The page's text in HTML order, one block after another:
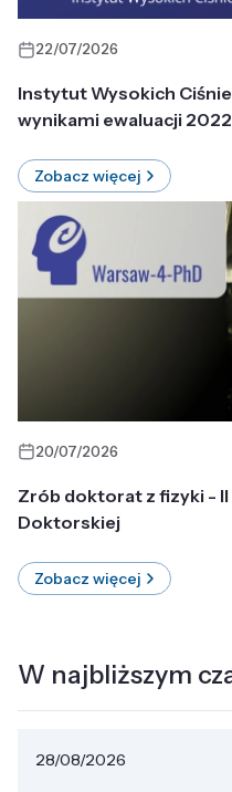
22/07/2026
Instytut Wysokich
wynikami ewaluacji
Zobacz więcej
20/07/2026
Zrób doktorat z fizyki -
Doktorskiej
Zobacz więcej
W najbliższym
28/08/2026